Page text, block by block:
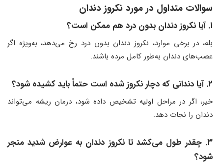
سوالات متداول در مورد نکروز دندان
۱. آیا نکروز دندان بدون درد هم ممکن است؟
بله، در برخی موارد، نکروز دندان بدون درد رخ می‌دهد، به‌ویژه اگر
عصب‌های دندان به‌طور کامل مرده باشند.
۲. آیا دندانی که دچار نکروز شده است حتماً باید کشیده شود؟
خیر، اگر در مراحل اولیه تشخیص داده شود، درمان ریشه می‌تواند
دندان را نجات دهد.
۳. چقدر طول می‌کشد تا نکروز دندان به عوارض شدید منجر
شود؟